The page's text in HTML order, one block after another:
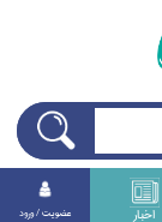
اخبار عضويت / ورود